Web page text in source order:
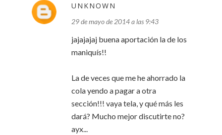
UNKNOWN
29 de mayo de 2014 a las 9:43
jajajajaj buena aportación la de los
maniquís!!
La de veces que me he ahorrado la
cola yendo a pagar a otra
sección!!! vaya tela, y qué más les
dará? Mucho mejor discutirte no?
ayx...